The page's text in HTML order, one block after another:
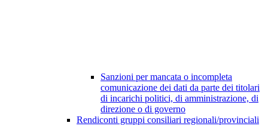
Sanzioni per mancata o incompleta
comunicazione dei dati da parte dei titolari
di incarichi politici, di amministrazione, di
direzione o di governo
Rendiconti gruppi consiliari regionali/provinciali